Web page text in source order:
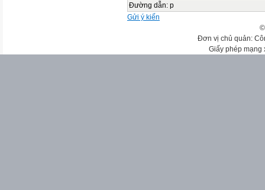
Đường dẫn: p
Gửi ý kiến
Đơn vị chủ quản:
Giấy phép mạng